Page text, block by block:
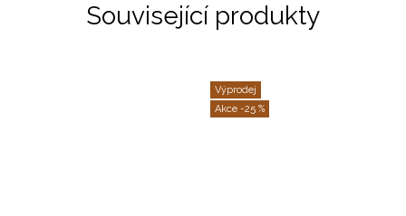
Související produkty
Výprodej
-25 %